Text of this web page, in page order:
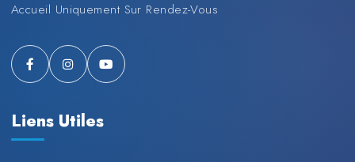
Accueil Uniquement Sur Rendez-Vous
Liens Utiles